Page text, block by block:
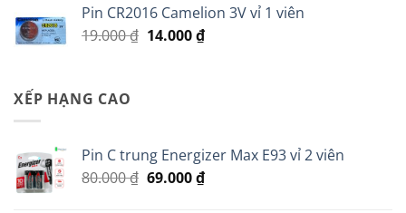
149.000 ₫.là:
Pin CR2016 Camelion 3V vỉ 1 viên
19.000₫ Giá
14.000₫Giá
XẾP HẠNG CAO
Pin C trung Energizer Max E93 vỉ 2 viên
80.000₫ Giá
69.000₫Giá